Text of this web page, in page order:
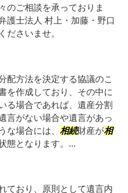
のご相談を承っておりま
護士法人 村上・加藤・野口
ださいませ。
配方法を決定する協議のこ
を作成しており、その中に
る場合であれば、遺産分割
言がない場合や遺言があっ
な場合には、 相続財産が相
態となります。...
ており、原則として遺言内